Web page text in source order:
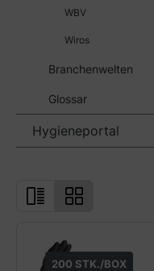
WBV
Wiros
Branchenwelten
Glossar
Hygieneportal
200 STK./BOX